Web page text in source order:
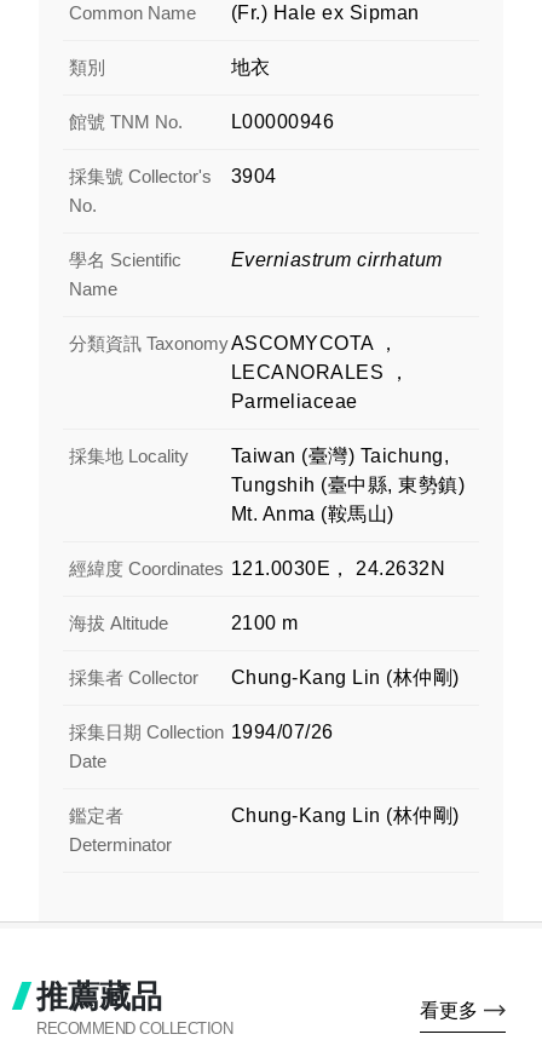
Common Name
(Fr.) Hale ex Sipman
類別 地衣
館號 TNM No. L00000946
採集號 Collector's
No.
3904
學名 Scientific
Name
Everniastrum cirrhatum
分類資訊 TaxonomyASCOMYCOTA ，
LECANORALES ，
Parmeliaceae
採集地 Locality
Taiwan (臺灣) Taichung,
Tungshih (臺中縣, 東勢鎮)
Mt. Anma (鞍馬山)
經緯度 Coordinates 121.0030E， 24.2632N
海拔 Altitude 2100 m
採集者 Collector Chung-Kang Lin (林仲剛)
採集日期 Collection
Date
1994/07/26
鑑定者
Determinator
Chung-Kang Lin (林仲剛)
推薦藏品
RECOMMEND COLLECTION
看更多